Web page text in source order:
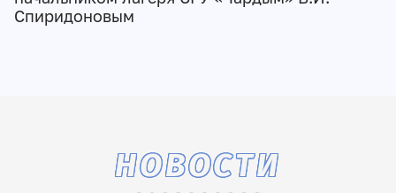
Спиридоновым
НОВОСТИ